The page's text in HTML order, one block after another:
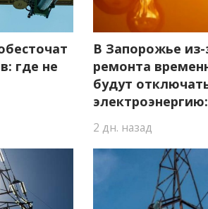
где не
В Запорожье из-
ремонта
будут
2 дн. назад